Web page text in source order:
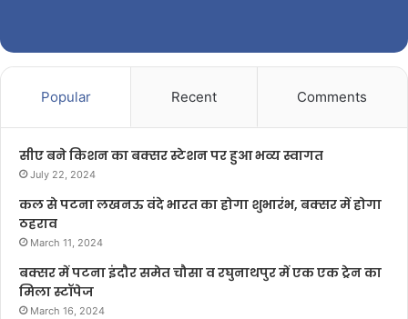
Popular Recent Comments
सीए बने किशन का बक्सर स्टेशन पर हुआ भव्य स्वागत
July 22, 2024
कल से पटना लखनऊ वंदे भारत का होगा शुभारंभ, बक्सर में होगा
ठहराव
March 11, 2024
बक्सर में पटना इंदौर समेत चौसा व रघुनाथपुर में एक एक ट्रेन का
मिला स्टॉपेज
March 16, 2024